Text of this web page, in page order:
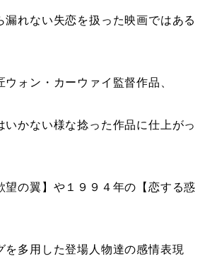
漏れない失恋を扱った映画ではある
ウォン・カーウァイ監督作品、
いかない様な捻った作品に仕上がっ
望の翼】や１９９４年の【恋する惑
を多用した登場人物達の感情表現